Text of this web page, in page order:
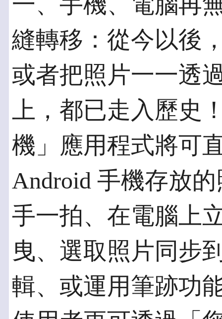
縫轉移：從今以後
或者把照片一一透
上，都已走入歷史
機」應用程式將可
Android 手機存放
手一拍、在電腦上
曳、選取照片同步
輯、或運用筆跡功